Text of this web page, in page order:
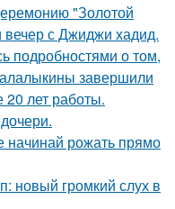
"Золотой
вечер с Джиджи хадид.
подробностями о том,
завершили
20 лет работы.
начинай рожать прямо
новый громкий слух в